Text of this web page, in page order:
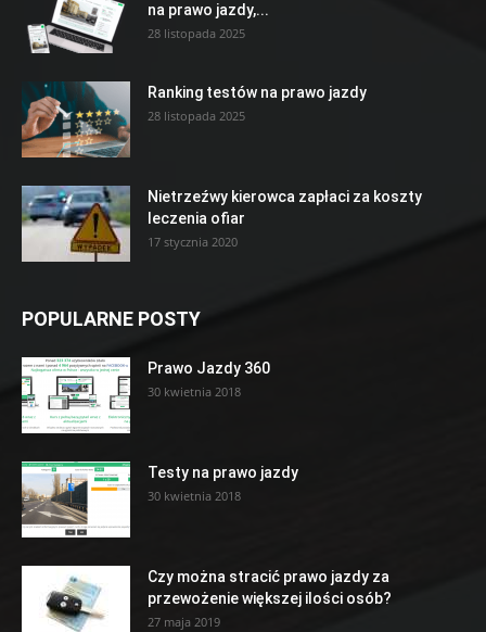
na prawo jazdy,...
28 listopada 2025
Ranking testów na prawo jazdy
28 listopada 2025
Nietrzeźwy kierowca zapłaci za koszty
leczenia ofiar
17 stycznia 2020
POPULARNE POSTY
Prawo Jazdy 360
30 kwietnia 2018
Testy na prawo jazdy
30 kwietnia 2018
Czy można stracić prawo jazdy za
przewożenie większej ilości osób?
27 maja 2019